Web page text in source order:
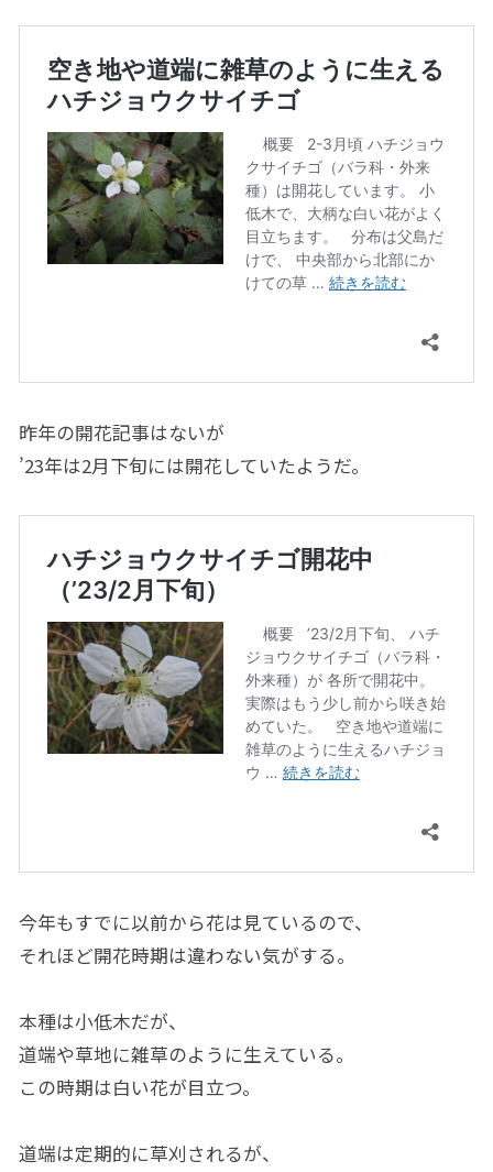
昨年の開花記事はないが
’23年は2月下旬には開花していたようだ。
今年もすでに以前から花は見ているので、
それほど開花時期は違わない気がする。
本種は小低木だが、
道端や草地に雑草のように生えている。
この時期は白い花が目立つ。
道端は定期的に草刈されるが、